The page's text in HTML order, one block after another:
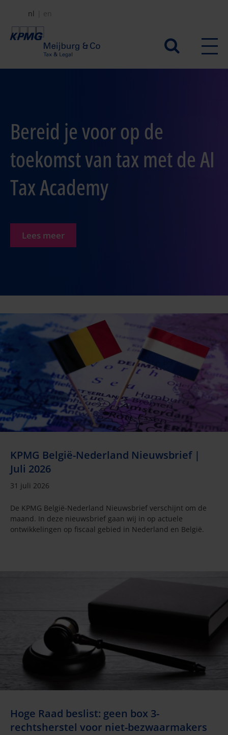
naar
Secundair
menu
nl en
Bereid je voor op de
toekomst van tax met de AI
Tax Academy
Lees meer
KPMG België-Nederland Nieuwsbrief |
Juli 2026
31 juli 2026
De KPMG België-Nederland Nieuwsbrief verschijnt om de
maand. In deze nieuwsbrief gaan wij in op actuele
ontwikkelingen op fiscaal gebied in Nederland en België.
Hoge Raad beslist: geen box 3-
rechtsherstel voor niet-bezwaarmakers